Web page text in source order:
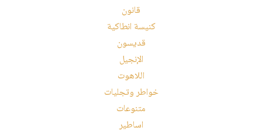
قانون
كنيسة انطاكية
قديسون
الإنجيل
اللاهوت
خواطر وتجليات
متنوعات
اساطير